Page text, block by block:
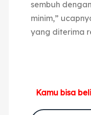
sembuh
minim,”
yang diterima
Kamu bisa